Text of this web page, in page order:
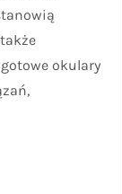
okulary